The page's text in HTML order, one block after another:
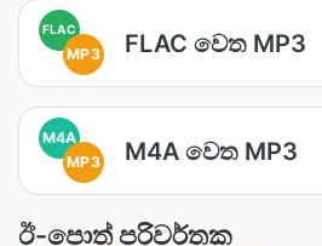
FLAC
MP3 FLAC වෙත MP3
M4A
MP3
M4A වෙත MP3
ඊ-පොත් පරිවර්තක